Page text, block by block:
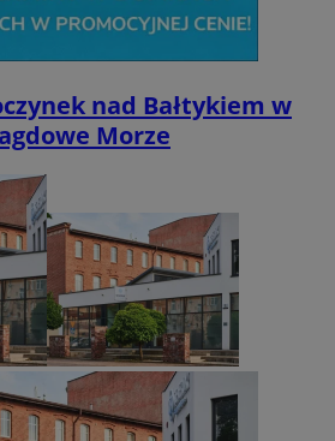
nad Bałtykiem w
Morze